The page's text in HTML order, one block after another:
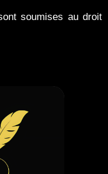
soumises au droit